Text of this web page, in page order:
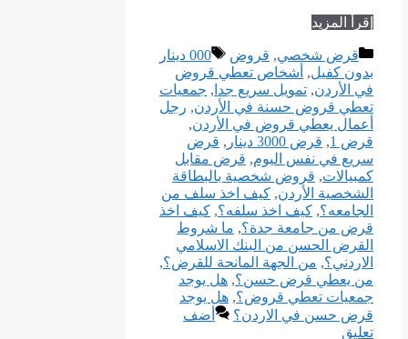
إقرأ المزيد
التصنيفات
قرض شخصي, قروض الوسوم
000 دينار
بدون كفيل, أشخاص تعطي قروض
في الأردن, تمويل سريع جدا , جمعيات
تعطي قروض حسنة في الأردن, رجل
أعمال يعطي قروض في الأردن,
قرض 1
, قرض 3000 دينار , قرض
سريع في نفس اليوم, قرض مقابل
كمبيالات, قروض شخصية بالبطاقة
الشخصية الأردن, كيف اخذ سلف من
الجامعه؟, كيف اخذ سلفه؟, كيف اخذ
قرض من جامعة جدة؟, ما شروط
القرض الحسن من البنك الاسلامي
الاردني؟, من الجهة المانحة للقرض؟,
من يعطي قرض حسن؟, هل يوجد
جمعيات تعطي قروض؟, هل يوجد
قرض حسن في الاردن؟
أضف
تعليق